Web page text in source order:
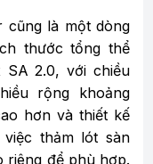
cũng là một dòng
thước tổng thể
SA 2.0, với chiều
rộng khoảng
hơn và thiết kế
thảm lót sàn
riêng để phù hợp.